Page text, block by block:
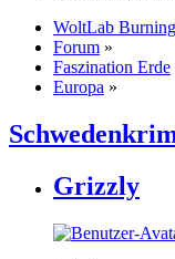
WoltLab
Forum »
Faszination Erde
Europa »
Grizzly